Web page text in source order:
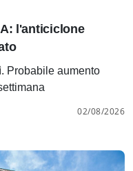
l'anticiclone
Probabile aumento
02/08/2026